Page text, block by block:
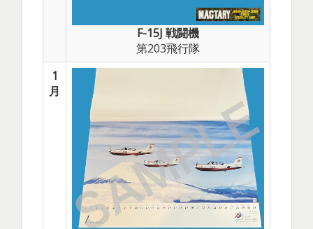
F-15J 戦闘機
第203飛行隊
1
月